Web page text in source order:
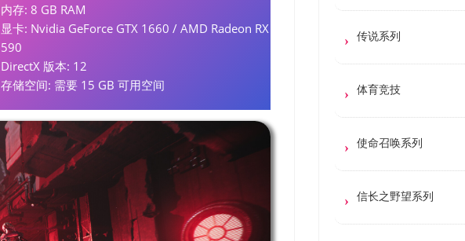
内存: 8 GB RAM
显卡: Nvidia GeForce GTX 1660 / AMD Radeon RX
590
DirectX 版本: 12
存储空间: 需要 15 GB 可用空间
传说系列
体育竞技
使命召唤系列
信长之野望系列